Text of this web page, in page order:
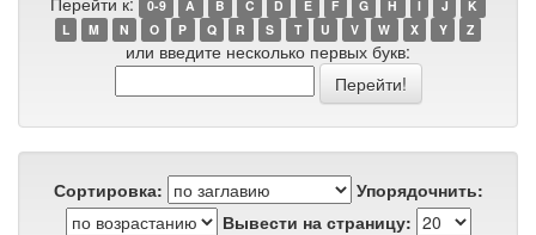
0-9 A B C D E F G H I J
K
L
M N O P Q R S T U V W X Y Z
или введите несколько первых букв:
Сортировка:
Упорядочнить:
Вывести на страницу: